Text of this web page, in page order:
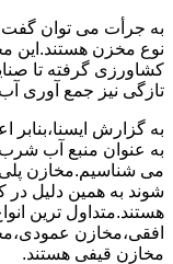
به جرأت می توان گفت
نوع مخزن هستند.این
کشاورزی گرفته تا
تازگی نیز جمع آوری
به گزارش ایسنا،بنابر
به عنوان منبع آب
می شناسیم.مخازن پلی
شوند به همین دلیل در
هستند.متداول ترین
افقی،مخازن
مخازن قیفی هستند.